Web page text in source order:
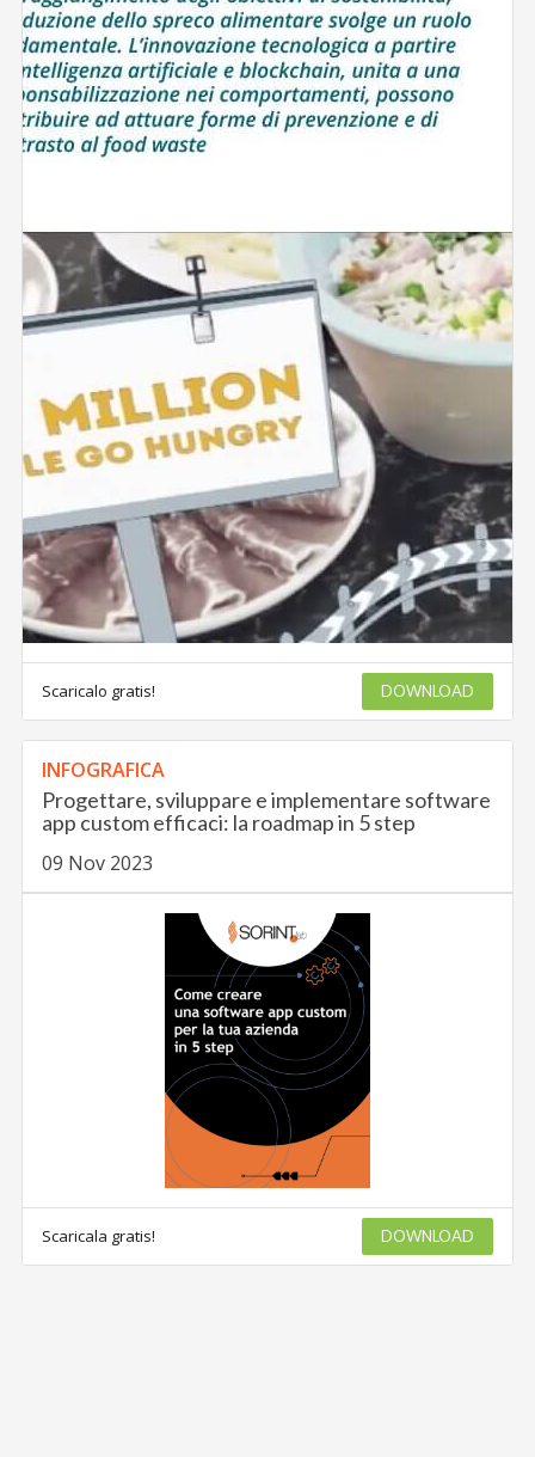
Scaricalo gratis! DOWNLOAD
INFOGRAFICA
Progettare, sviluppare e implementare software
app custom efficaci: la roadmap in 5 step
09 Nov 2023
Scaricala gratis! DOWNLOAD